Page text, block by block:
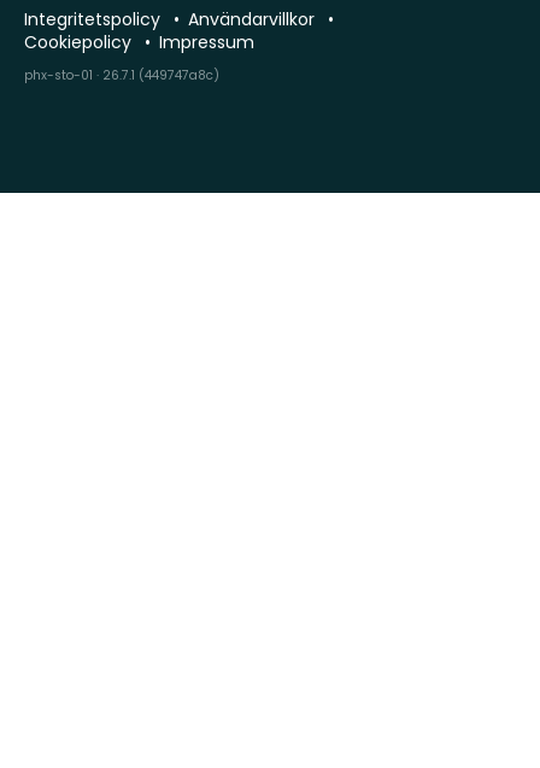
Integritetspolicy
Användarvillkor
Cookiepolicy
Impressum
phx-sto-01 · 26.7.1 (449747a8c)